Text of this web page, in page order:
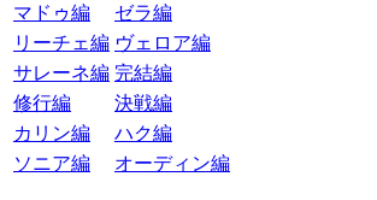
マドゥ編
ゼラ編
リーチェ編 ヴェロア編
サレーネ編 完結編
修行編
決戦編
カリン編
ハク編
ソニア編
オーディン編